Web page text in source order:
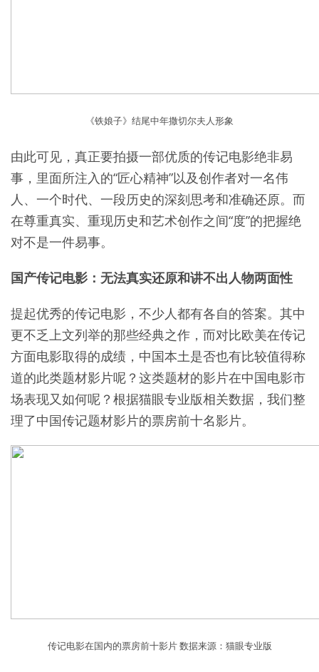
《铁娘子》结尾中年撒切尔夫人形象
由此可见，真正要拍摄一部优质的传记电影绝非易
事，里面所注入的“匠心精神”以及创作者对一名伟
人、一个时代、一段历史的深刻思考和准确还原。而
在尊重真实、重现历史和艺术创作之间“度”的把握绝
对不是一件易事。
国产传记电影：无法真实还原和讲不出人物两面性
提起优秀的传记电影，不少人都有各自的答案。其中
更不乏上文列举的那些经典之作，而对比欧美在传记
方面电影取得的成绩，中国本土是否也有比较值得称
道的此类题材影片呢？这类题材的影片在中国电影市
场表现又如何呢？根据猫眼专业版相关数据，我们整
理了中国传记题材影片的票房前十名影片。
传记电影在国内的票房前十影片 数据来源：猫眼专业版